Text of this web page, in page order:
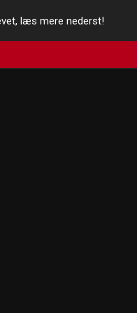
læs mere nederst!